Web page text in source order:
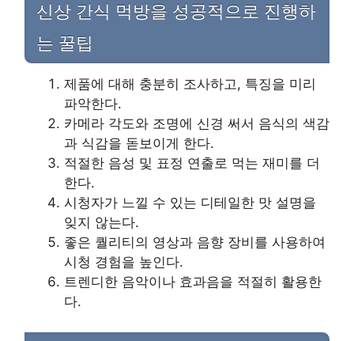
신상 간식 먹방을 성공적으로 진행하
는 꿀팁
제품에 대해 충분히 조사하고, 특징을 미리
파악한다.
카메라 각도와 조명에 신경 써서 음식의 색감
과 식감을 돋보이게 한다.
적절한 음성 및 표정 연출로 먹는 재미를 더
한다.
시청자가 느낄 수 있는 디테일한 맛 설명을
잊지 않는다.
좋은 퀄리티의 영상과 음향 장비를 사용하여
시청 경험을 높인다.
트렌디한 음악이나 효과음을 적절히 활용한
다.